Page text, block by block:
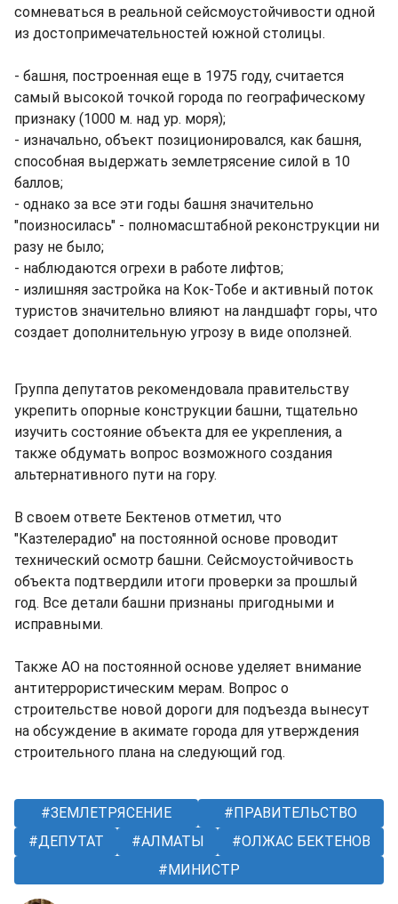
сомневаться в реальной сейсмоустойчивости одной
из достопримечательностей южной столицы.
- башня, построенная еще в 1975 году, считается
самый высокой точкой города по географическому
признаку (1000 м. над ур. моря);
- изначально, объект позиционировался, как башня,
способная выдержать землетрясение силой в 10
баллов;
- однако за все эти годы башня значительно
"поизносилась" - полномасштабной реконструкции ни
разу не было;
- наблюдаются огрехи в работе лифтов;
- излишняя застройка на Кок-Тобе и активный поток
туристов значительно влияют на ландшафт горы, что
создает дополнительную угрозу в виде оползней.
Группа депутатов рекомендовала правительству
укрепить опорные конструкции башни, тщательно
изучить состояние объекта для ее укрепления, а
также обдумать вопрос возможного создания
альтернативного пути на гору.
В своем ответе Бектенов отметил, что
"Казтелерадио" на постоянной основе проводит
технический осмотр башни. Сейсмоустойчивость
объекта подтвердили итоги проверки за прошлый
год. Все детали башни признаны пригодными и
исправными.
Также АО на постоянной основе уделяет внимание
антитеррористическим мерам. Вопрос о
строительстве новой дороги для подъезда вынесут
на обсуждение в акимате города для утверждения
строительного плана на следующий год.
ЗЕМЛЕТРЯСЕНИЕ
ПРАВИТЕЛЬСТВО
ДЕПУТАТ
АЛМАТЫ
ОЛЖАС БЕКТЕНОВ
МИНИСТР